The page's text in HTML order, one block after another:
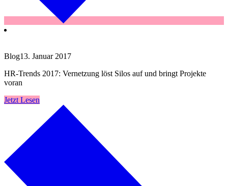
Blog13. Januar 2017
HR-Trends 2017: Vernetzung löst Silos auf und bringt Projekte
voran
Jetzt Lesen